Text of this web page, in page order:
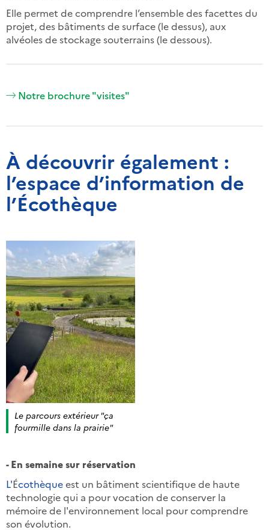
Elle permet de comprendre l’ensemble des facettes du
projet, des bâtiments de surface (le dessus), aux
alvéoles de stockage souterrains (le dessous).
Notre brochure "visites"
À découvrir également :
l’espace d’information de
l’Écothèque
Le parcours extérieur "ça
fourmille dans la prairie"
- En semaine sur réservation
L'Écothèqueest un bâtiment scientifique de haute
technologie qui a pour vocation de conserver la
mémoire de l'environnement local pour comprendre
son évolution.